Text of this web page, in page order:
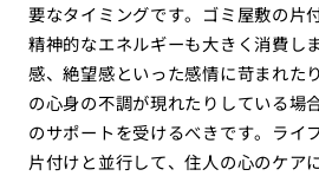
要なタイミングです。ゴミ屋敷の片
精神的なエネルギーも大きく消費し
感、絶望感といった感情に苛まれた
の心身の不調が現れたりしている場
のサポートを受けるべきです。ライ
片付けと並行して、住人の心のケア